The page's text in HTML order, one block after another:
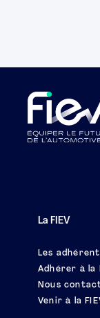
La FIEV
Les
Adhérer à la
Nous
Venir à la